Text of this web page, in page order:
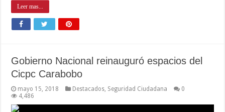
Leer mas...
Gobierno Nacional reinauguró espacios del
Cicpc Carabobo
mayo 15, 2018 Destacados Seguridad Ciudadana
0
4,486